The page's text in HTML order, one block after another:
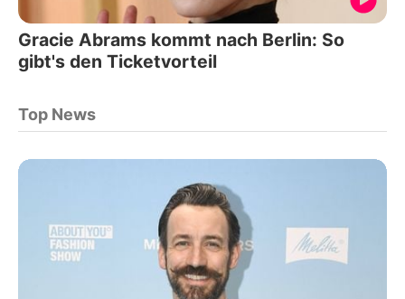
Gracie Abrams kommt nach Berlin: So
gibt's den Ticketvorteil
Top News